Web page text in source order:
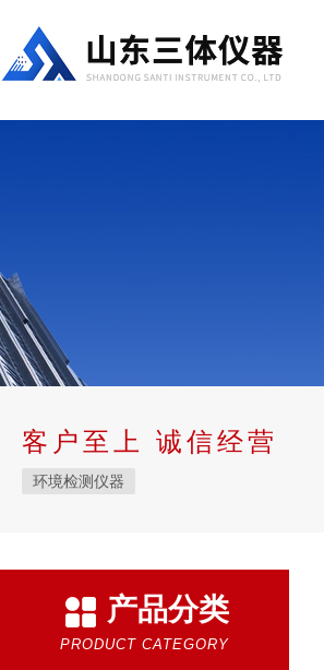
客户至上 诚信经营
环境检测仪器
产品分类
PRODUCT CATEGORY